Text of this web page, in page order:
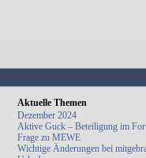
Aktuelle Themen
Dezember 2024
Aktive Guck – Beteiligung im
Frage zu MEWE
Wichtige Änderungen bei